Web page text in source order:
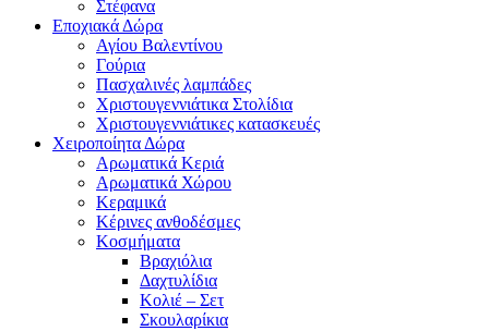
Στέφανα
Εποχιακά Δώρα
Αγίου Βαλεντίνου
Γούρια
Πασχαλινές λαμπάδες
Χριστουγεννιάτικα Στολίδια
Χριστουγεννιάτικες κατασκευές
Χειροποίητα Δώρα
Αρωματικά Κεριά
Αρωματικά Χώρου
Κεραμικά
Κέρινες ανθοδέσμες
Κοσμήματα
Βραχιόλια
Δαχτυλίδια
Κολιέ – Σετ
Σκουλαρίκια